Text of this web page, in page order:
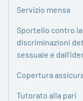
Servizio mensa
Sportello contro
discriminazioni
sessuale e
Copertura
Tutorato alla pari